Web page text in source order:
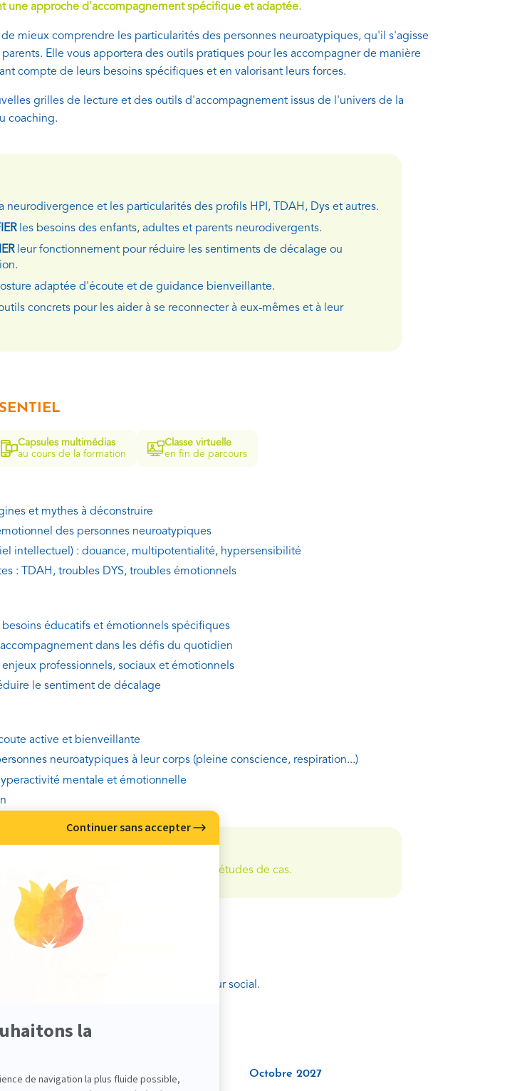
une approche d'accompagnement spécifique et adaptée.
mieux comprendre les particularités des personnes neuroatypiques, qu'il s'agisse
Elle vous apportera des outils pratiques pour les accompagner de manière
compte de leurs besoins spécifiques et en valorisant leurs forces.
grilles de lecture et des outils d'accompagnement issus de l'univers de la
coaching.
neurodivergence et les particularités des profils HPI, TDAH, Dys et autres.
les besoins des enfants, adultes et parents neurodivergents.
leur fonctionnement pour réduire les sentiments de décalage ou
adaptée d'écoute et de guidance bienveillante.
concrets pour les aider à se reconnecter à eux-mêmes et à leur
Capsules multimédias
au cours de la formation
Classe virtuelle
en fin de parcours
et mythes à déconstruire
des personnes neuroatypiques
intellectuel) : douance, multipotentialité, hypersensibilité
: TDAH, troubles DYS, troubles émotionnels
éducatifs et émotionnels spécifiques
dans les défis du quotidien
professionnels, sociaux et émotionnels
le sentiment de décalage
active et bienveillante
neuroatypiques à leur corps (pleine conscience, respiration...)
mentale et émotionnelle
comportant 2 études de cas.
santé, enseignant, éducateur ou travailleur social.
Avril 2027 Octobre 2027